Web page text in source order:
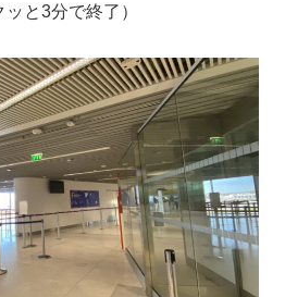
と3分で終了）